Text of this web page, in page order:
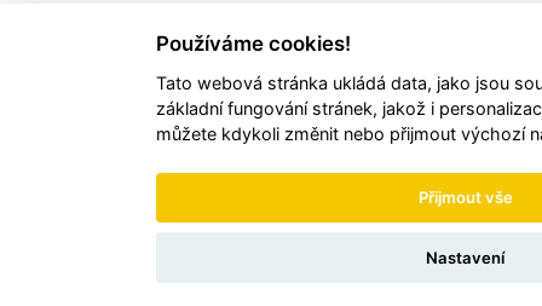
Používáme cookies!
Tato webová stránka ukládá data, jako jsou
základní fungování stránek, jakož i
můžete kdykoli změnit nebo přijmout výchozí
Přijmout vše
Nastavení